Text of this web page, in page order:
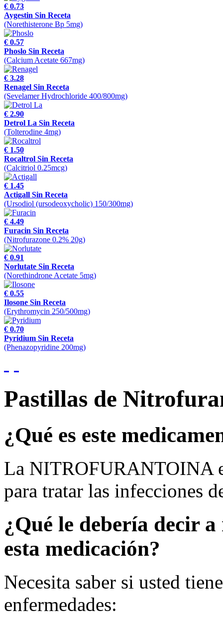
€ 0.73
Aygestin Sin Receta
(Norethisterone Bp 5mg)
€ 0.57
Phoslo Sin Receta
(Calcium Acetate 667mg)
€ 3.28
Renagel Sin Receta
(Sevelamer Hydrochloride 400/800mg)
€ 2.90
Detrol La Sin Receta
(Tolterodine 4mg)
€ 1.50
Rocaltrol Sin Receta
(Calcitriol 0.25mcg)
€ 1.45
Actigall Sin Receta
(Ursodiol (ursodeoxycholic) 150/300mg)
€ 4.49
Furacin Sin Receta
(Nitrofurazone 0.2% 20g)
€ 0.91
Norlutate Sin Receta
(Norethindrone Acetate 5mg)
€ 0.55
Ilosone Sin Receta
(Erythromycin 250/500mg)
€ 0.70
Pyridium Sin Receta
(Phenazopyridine 200mg)
Pastillas de
¿Qué es este
La NITROFURANTOINA
para tratar las infecciones
¿Qué le debería decir
esta medicación?
Necesita saber si usted
enfermedades: